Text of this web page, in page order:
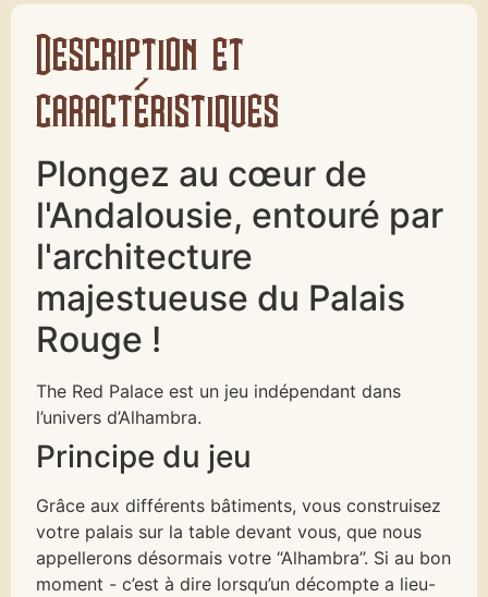
Description et
caractéristiques
Plongez au cœur de
l'Andalousie, entouré par
l'architecture
majestueuse du Palais
Rouge !
The Red Palace est un jeu indépendant dans
l’univers d’Alhambra.
Principe du jeu
Grâce aux différents bâtiments, vous construisez
votre palais sur la table devant vous, que nous
appellerons désormais votre “Alhambra”. Si au bon
moment - c’est à dire lorsqu’un décompte a lieu-